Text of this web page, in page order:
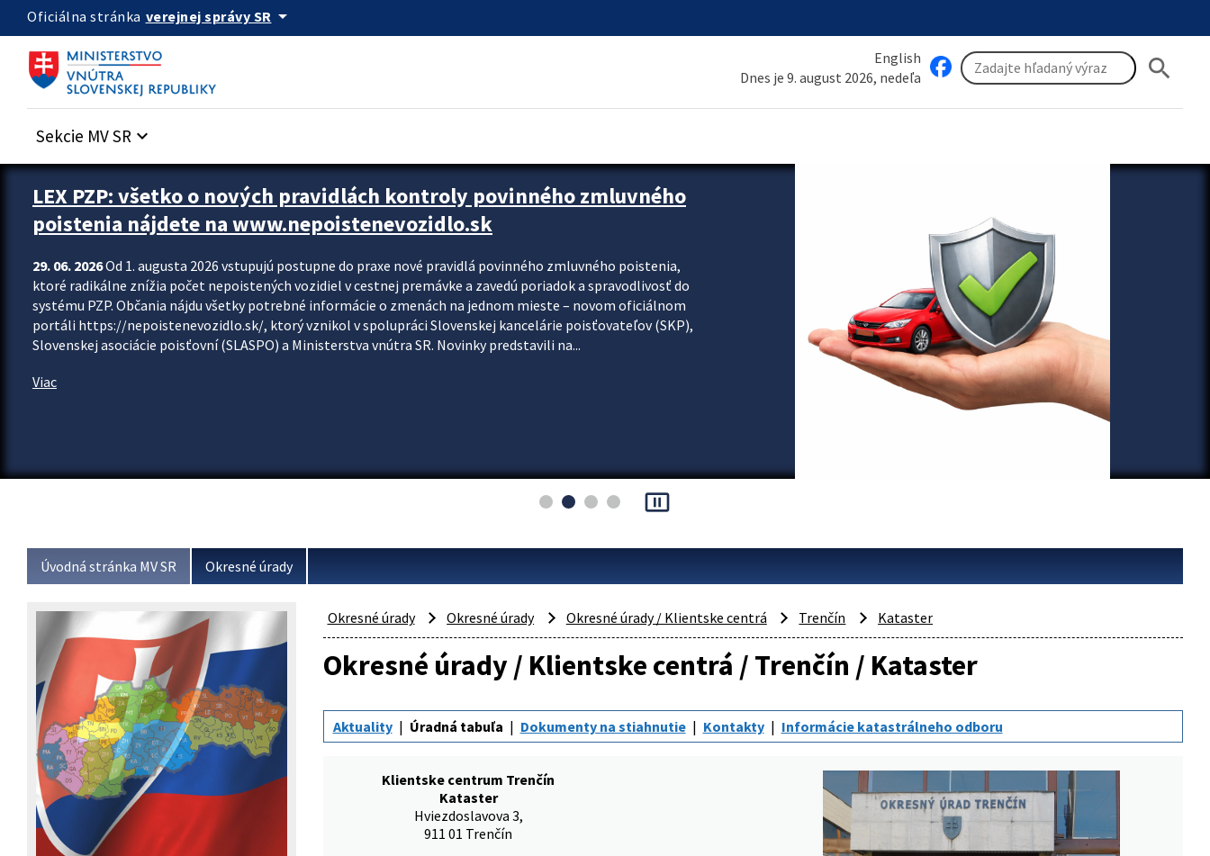
Preskocit na hlavný obsah
Oficiálna stránka verejnej správy SR arrow_drop_down
English
Dnes je 9. august 2026, nedeľa
search
Sekcie MV SR keyboard_arrow_down
Zastavit automatický posun upútavok
LEX PZP: všetko o nových pravidlách kontroly povinného zmluvného
poistenia nájdete na www.nepoistenevozidlo.sk
29. 06. 2026Od 1. augusta 2026 vstupujú postupne do praxe nové pravidlá povinného zmluvného poistenia,
ktoré radikálne znížia počet nepoistených vozidiel v cestnej premávke a zavedú poriadok a spravodlivosť do
systému PZP. Občania nájdu všetky potrebné informácie o zmenách na jednom mieste – novom oficiálnom
portáli https://nepoistenevozidlo.sk/, ktorý vznikol v spolupráci Slovenskej kancelárie poisťovateľov (SKP),
Slovenskej asociácie poisťovní (SLASPO) a Ministerstva vnútra SR. Novinky predstavili na...
Viac
pause_presentation
Úvodná stránka MV SR Okresné úrady
Okresné úrady Okresné úrady Okresné úrady / Klientske centrá Trenčín Kataster
Okresné úrady / Klientske centrá / Trenčín / Kataster
Aktuality Úradná tabuľa Dokumenty na stiahnutie Kontakty Informácie katastrálneho odboru
Klientske centrum Trenčín
Kataster
Hviezdoslavova 3,
911 01 Trenčín